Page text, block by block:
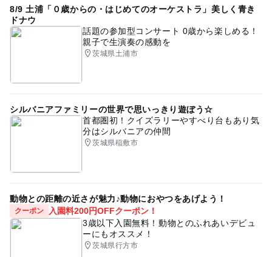
8/9 土浦「０歳からの・はじめてのオーケストラ」美しく青き
ドナウ
話題の参加型コンサート 0歳から楽しめる！
親子で生演奏の感動を
茨城県土浦市
シルバニアファミリーの世界で思いっきり遊ぼう☆
首都圏初！クイズラリーやすべり台もあり気
分はシルバニアの仲間
茨城県稲敷市
動物との距離の近さが魅力♪動物におやつをあげよう！
クーポン
入園料200円OFFクーポン！
3歳以下入園無料！動物とのふれあいデビュ
ーにもオススメ！
茨城県行方市